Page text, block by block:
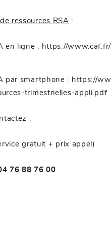
ressources RSA :
en ligne : https://
par smartphone : https://
trimestrielles-appli.pdf
:
gratuit + prix appel)
76 88 76 00